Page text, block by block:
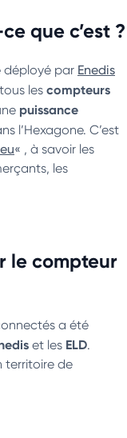
que c’est ?
déployé par Enedis
les compteurs
puissance
l’Hexagone. C’est
« , à savoir les
les
le compteur
a été
et les ELD.
territoire de